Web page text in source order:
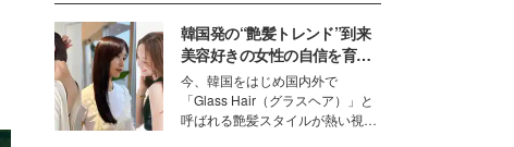
韓国発の“艶髪トレンド”到来
美容好きの女性の自信を育む
「ヘアケア事情」って？
今、韓国をはじめ国内外で
「Glass Hair（グラスヘア）」と
呼ばれる艶髪スタイルが熱い視線